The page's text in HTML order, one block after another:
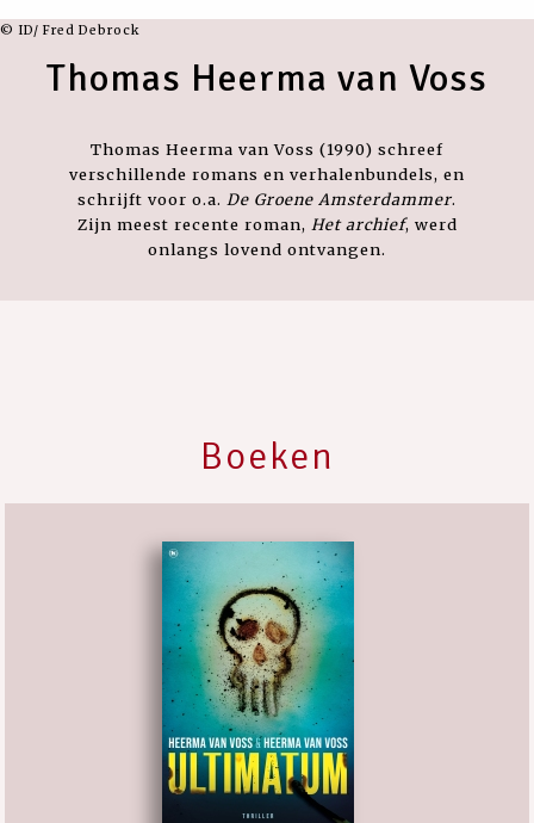
© ID/ Fred Debrock
Thomas Heerma van Voss
Thomas Heerma van Voss (1990) schreef
verschillende romans en verhalenbundels, en
schrijft voor o.a. De Groene Amsterdammer.
Zijn meest recente roman, Het archief, werd
onlangs lovend ontvangen.
Boeken